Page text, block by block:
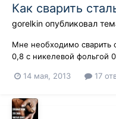
Как сварить
gorelkin опубликовал
Мне необходимо сварить
0,8 с никелевой фольгой
электрода 1-2.
контакты сварщиков в М...
14 мая, 2013 17